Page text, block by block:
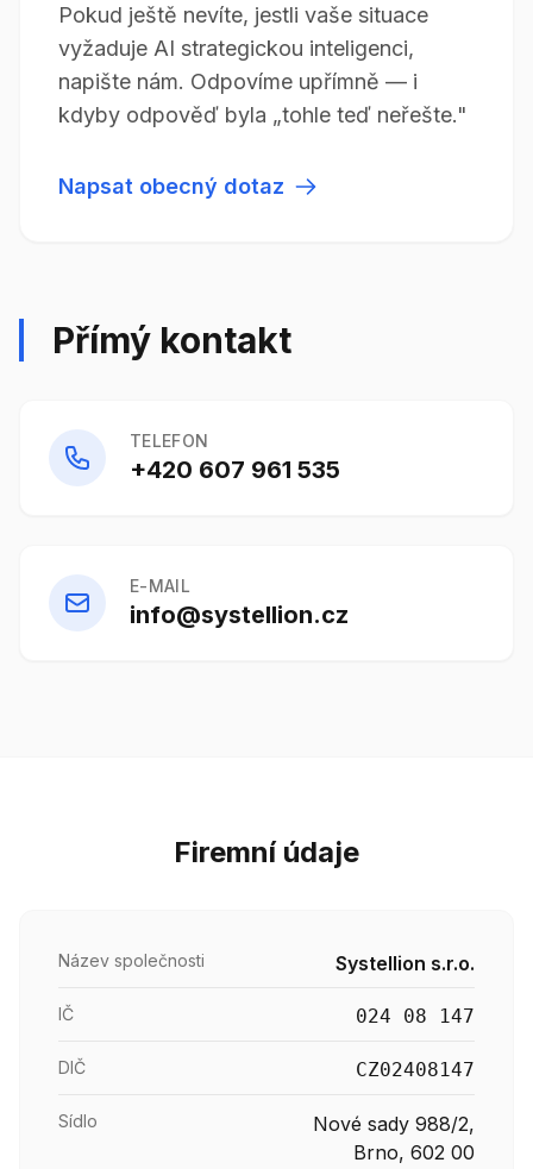
Pokud ještě nevíte, jestli vaše situace
vyžaduje AI strategickou inteligenci,
napište nám. Odpovíme upřímně — i
kdyby odpověď byla „tohle teď neřešte."
Napsat obecný dotaz
Přímý kontakt
TELEFON
+420 607 961 535
E-MAIL
info@systellion.cz
Firemní údaje
Název společnosti Systellion s.r.o.
IČ 024 08 147
DIČ CZ02408147
Sídlo
Nové sady 988/2,
Brno, 602 00